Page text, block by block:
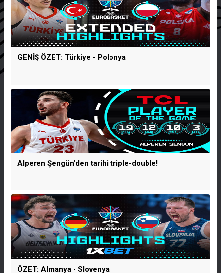
GENİŞ ÖZET: Türkiye - Polonya
Alperen Şengün'den tarihi triple-double!
ÖZET: Almanya - Slovenya